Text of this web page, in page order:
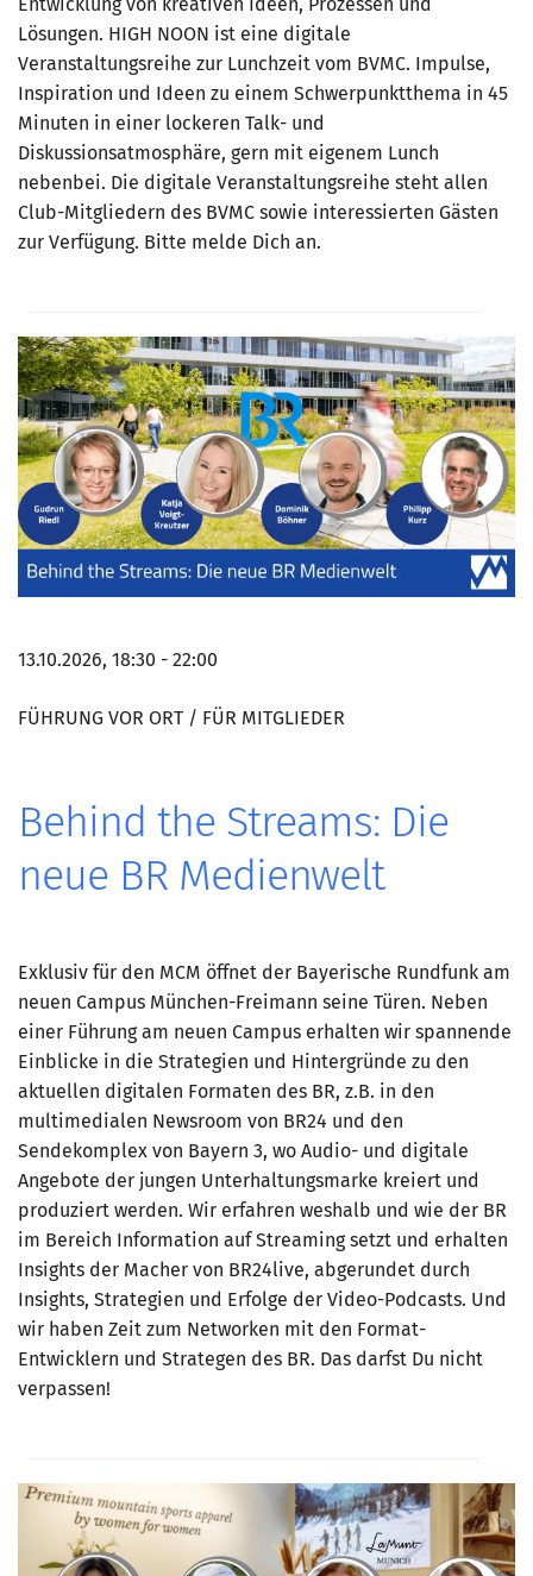
Entwicklung von kreativen Ideen, Prozessen und
Lösungen. HIGH NOON ist eine digitale
Veranstaltungsreihe zur Lunchzeit vom BVMC. Impulse,
Inspiration und Ideen zu einem Schwerpunktthema in 45
Minuten in einer lockeren Talk- und
Diskussionsatmosphäre, gern mit eigenem Lunch
nebenbei. Die digitale Veranstaltungsreihe steht allen
Club-Mitgliedern des BVMC sowie interessierten Gästen
zur Verfügung. Bitte melde Dich an.
13.10.2026, 18:30 - 22:00
FÜHRUNG VOR ORT / FÜR MITGLIEDER
Behind the Streams: Die
neue BR Medienwelt
Exklusiv für den MCM öffnet der Bayerische Rundfunk am
neuen Campus München-Freimann seine Türen. Neben
einer Führung am neuen Campus erhalten wir spannende
Einblicke in die Strategien und Hintergründe zu den
aktuellen digitalen Formaten des BR, z.B. in den
multimedialen Newsroom von BR24 und den
Sendekomplex von Bayern 3, wo Audio- und digitale
Angebote der jungen Unterhaltungsmarke kreiert und
produziert werden. Wir erfahren weshalb und wie der BR
im Bereich Information auf Streaming setzt und erhalten
Insights der Macher von BR24live, abgerundet durch
Insights, Strategien und Erfolge der Video-Podcasts. Und
wir haben Zeit zum Networken mit den Format-
Entwicklern und Strategen des BR. Das darfst Du nicht
verpassen!